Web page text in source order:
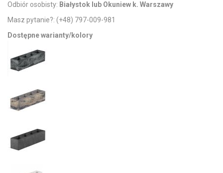
Odbiór osobisty: Białystok lub Okuniew k. Warszawy
Masz pytanie?: (+48) 797-009-981
Dostępne warianty/kolory